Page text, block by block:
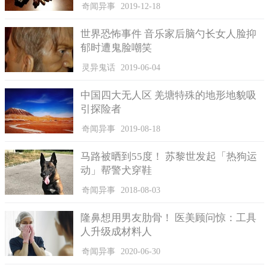
奇闻异事 2019-12-18
世界恐怖事件 音乐家后脑勺长女人脸抑
郁时遭鬼脸嘲笑
灵异鬼话 2019-06-04
中国四大无人区 羌塘特殊的地形地貌吸
引探险者
奇闻异事 2019-08-18
马路被晒到55度！ 苏黎世发起「热狗运
动」帮警犬穿鞋
奇闻异事 2018-08-03
隆鼻想用男友肋骨！ 医美顾问惊：工具
人升级成材料人
奇闻异事 2020-06-30